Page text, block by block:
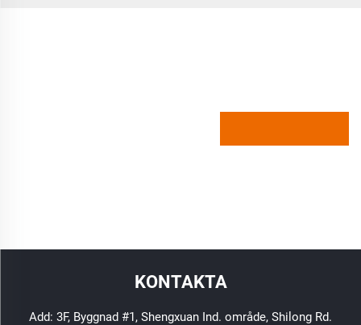
KONTAKTA
Add: 3F, Byggnad #1, Shengxuan Ind. område, Shilong Rd.